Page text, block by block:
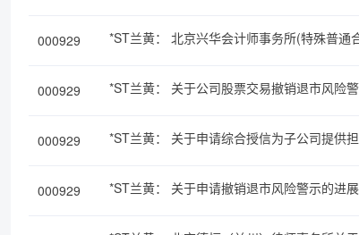
000929 *ST兰黄： 北京兴华会计师事务所(特殊普通
000929 *ST兰黄： 关于公司股票交易撤销退市风险
000929 *ST兰黄： 关于申请综合授信为子公司提供
000929 *ST兰黄： 关于申请撤销退市风险警示的进